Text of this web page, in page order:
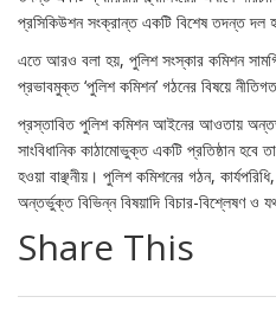
প্রসিকিউশন সংক্রান্ত একটি বিশেষ তদন্ত দল
এতে আরও বলা হয়, পুলিশ সংস্কার কমিশন
প্রভাবমুক্ত ‘পুলিশ কমিশন’ গঠনের বিষয়ে
প্রস্তাবিত পুলিশ কমিশন আইনের আওতায়
সাংবিধানিক কাঠামোভুক্ত একটি প্রতিষ্ঠান হবে
হওয়া বাঞ্ছনীয়। পুলিশ কমিশনের গঠন,
অন্তর্ভুক্ত বিভিন্ন বিষয়াদি বিচার-বিশ্লেষণ ও
Share This